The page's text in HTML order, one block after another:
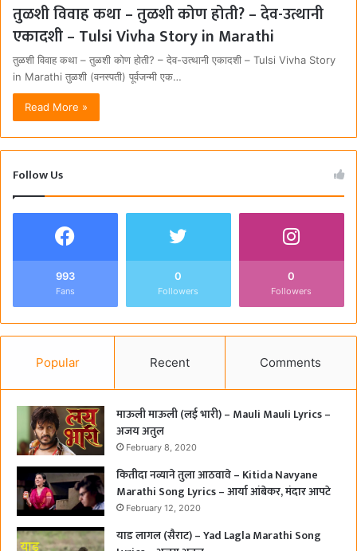
तुळशी विवाह कथा – तुळशी कोण होती? – देव-उत्थानी
एकादशी – Tulsi Vivha Story in Marathi
तुळशी विवाह कथा – तुळशी कोण होती? – देव-उत्थानी एकादशी – Tulsi Vivha Story
in Marathi तुळशी (वनस्पती) पूर्वजन्मी एक…
Read More »
Follow Us
993
Fans
0
Followers
0
Followers
Popular Recent Comments
माऊली माऊली (लई भारी) – Mauli Mauli Lyrics –
अजय अतुल
February 8, 2020
कितीदा नव्याने तुला आठवावे – Kitida Navyane
Marathi Song Lyrics – आर्या आंबेकर, मंदार आपटे
February 12, 2020
याड लागल (सैराट) – Yad Lagla Marathi Song